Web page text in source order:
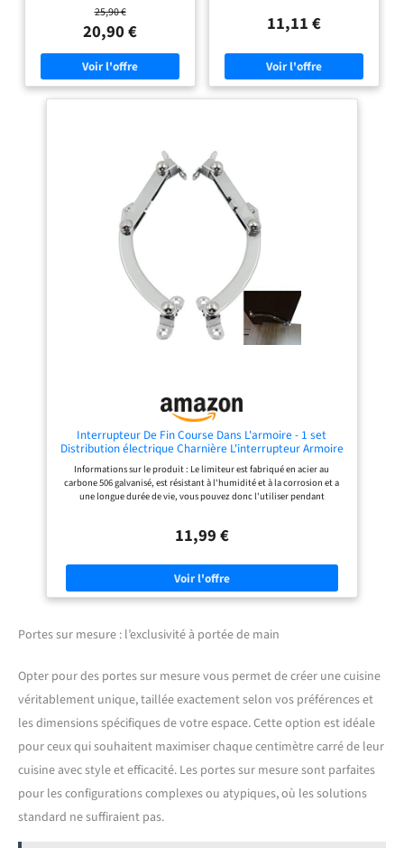
de 40 cm, fixation droite ou gauche
et montage rapide grâce au gabarit
et à la visserie fournis. OUVERTURE
AUTOMATIQUE PRATIQUE : Profitez
d'une poubelle automatique avec
ouverture de porte : le couvercle
s'ouvre et se ferme
poubelle fabriquée en France issue
du savoir-faire Rossignol : des
matériaux de qualité pour un
produit fiable, conçu pour durer
dans votre cuisine. CAPACITÉ
IDÉALE & HYGIÈNE FACILE :
poubelle cuisine 23L pour placard :
parfaite au quotidien, avec seau
amovible pour un nettoyage rapide
et une hygiène optimale.
Compatible sacs 30L. CONFORT
D'UTILISATION AU QUOTIDIEN :
Simplifiez votre quotidien avec une
25,90 €
20,90 €
porte
ayant une longue durée de vie.
les charnières sont conçues pour les
armoires à cadre avant. Ils
conviennent aux portes d'armoires
de cuisine, aux armoires, aux
du boîtier : 35 mm, profondeur du
boîtier : 11,5 mm, espacement des
trous : 45 mm, pour épaisseur de
porte : 14 mm. 22 mm (9/10 pouces).
Simple et pratique, un accessoire
indispensable au montage de
meubles. 【Facile à installer】
Réglable en 3 directions – Ces
charnières à coupelle de 35 mm sont
réglables en 3D pour une
installation plus facile et ont un
angle d'ouverture lisse de 110°.
(Notez que cette charnière n'a pas
types d'armoires, d'armoires, de
bois utilisées dans les maisons et les
bureaux. C'est une bonne idée pour
la rénovation de la maison, de la
cuisine ou de la salle de bain.
11,11 €
Interrupteur De Fin Course Dans L'armoire - 1 set
Distribution électrique Charnière L'interrupteur Armoire
En Tôle Limiteur Porte Fer Standard Cuisine D'armoire
vêtements Charnières Pas Fente Requise
Informations sur le produit : Le limiteur est fabriqué en acier au
carbone 506 galvanisé, est résistant à l'humidité et à la corrosion et a
une longue durée de vie, vous pouvez donc l'utiliser pendant
être utilisé sur tous les types de portes nécessitant un limiteur, ainsi
gauche et droite. Installation facile : il y a une base de verrouillage pour
chaque limiteur, il suffit d'aligner et de fixer avec l'outil à l'endroit où
vous voulez l'installer. Vous n'avez pas à vous soucier des difficultés
d'installation. 【Conception externe】La conception est basée sur une
avec une forme nouvelle et tendance, classique et de haute qualité.
Gamme d'applications : les charnières de support conviennent aux
placards, boîtes en bois, coffres ou boîtes à jouets. Si vous avez des
questions, n'hésitez pas à nous contacter. Nous aurons une équipe
professionnelle pour résoudre le problème pour vous.
11,99 €
Portes sur mesure : l’exclusivité à portée de main
Opter pour des portes sur mesure vous permet de créer une cuisine
véritablement unique, taillée exactement selon vos préférences et
les dimensions spécifiques de votre espace. Cette option est idéale
pour ceux qui souhaitent maximiser chaque centimètre carré de leur
cuisine avec style et efficacité. Les portes sur mesure sont parfaites
pour les configurations complexes ou atypiques, où les solutions
standard ne suffiraient pas.